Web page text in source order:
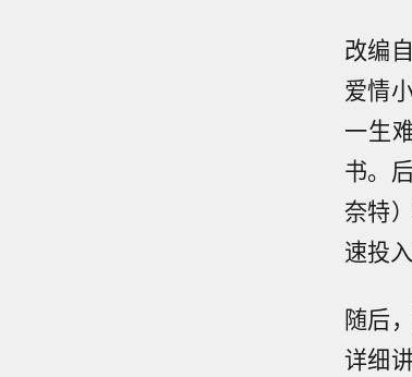
改编
爱情
一生
书。
奈特
速投
随后
详细